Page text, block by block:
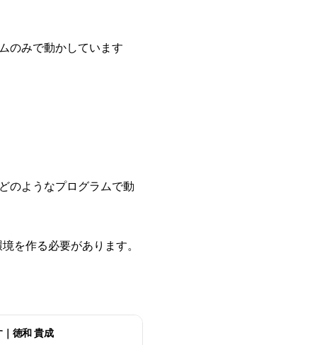
のみで動かしています
のようなプログラムで動
を作る必要があります。
徳和 貴成